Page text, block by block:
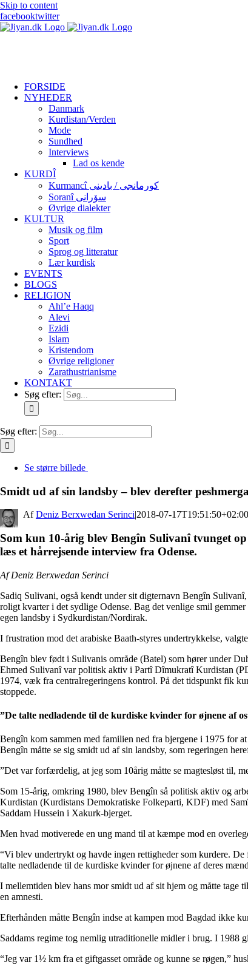
Skip to content
facebooktwitter
FORSIDE
NYHEDER
Danmark
Kurdistan/Verden
Mode
Sundhed
Interviews
Lad os kende
KURDÎ
Kurmancî کورمانجی / بادینی
Soranî سۆرانی
Øvrige dialekter
KULTUR
Musik og film
Sport
Sprog og litteratur
Lær kurdisk
EVENTS
BLOGS
RELIGION
Ahl’e Haqq
Alevi
Ezidi
Islam
Kristendom
Øvrige religioner
Zarathustrianisme
KONTAKT
Søg efter:
Søg efter:
Se større billede
Smidt ud af sin landsby – blev derefter peshmerga
By Deniz Berxwedan Serinci|2018-07-17T19:51:50+02:00
Som kun 10-årig blev Bengîn Sulivanî tvunget
læs et hårrejsende interview fra Odense.
Af Deniz Berxwedan Serinci
Sadiq Sulivani, også kendt under sit digternavn Bengîn
roligt kvarter i det sydlige Odense. Bag det venlige smil
egen landsby i Sydkurdistan/Nordirak.
I frustration mod det arabiske Baath-styres undertrykkelse,
Bengîn blev født i Sulivanis område (Batel) som hører under
Ehmed Sulivanî var politisk aktiv i Partî Dîmukratî Kurdistan
1974, væk fra centralregeringens kontrol. På det tidspunkt fik
stoppede.
”De talte nedladende til de kurdiske kvinder for øjnene af
Bengîn kom sammen med familien ned fra bjergene i 1975 for
Bengîn måtte se sig smidt ud af sin landsby, som regeringen
”Det var forfærdelig, at jeg som 10årig måtte se magtesløst til,
Som 15-årig, omkring 1980, blev Bengîn så politisk aktiv og
Kurdistan (Kurdistans Demokratiske Folkeparti, KDF) med
Saddam Hussein i Xakurk-bjerget.
Men hvad motiverede en ung mand til at kæmpe mod en
“Vi blev undertrykt og havde ingen rettigheder som kurdere.
talte nedladende til de kurdiske kvinder for øjnene af deres
I mellemtiden blev hans mor smidt ud af sit hjem og måtte
en amnesti.
Efterhånden måtte Bengîn indse at kampen mod Bagdad ikke
Saddams regime tog nemlig utraditionelle midler i brug. I 1988
“Jeg var 1½ km fra et giftgasset område og kunne se røgen,”